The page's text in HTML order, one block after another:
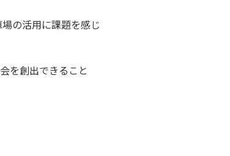
の活用に課題を感じ
を創出できること